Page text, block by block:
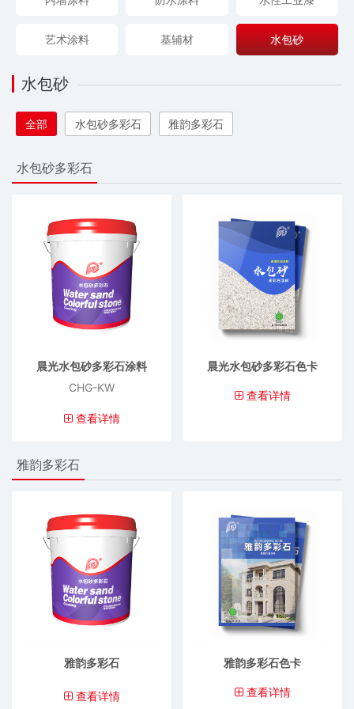
艺术涂料 基辅材 水包砂
水包砂
全部 水包砂多彩石 雅韵多彩石
水包砂多彩石
晨光水包砂多彩石涂料
CHG-KW
查看详情
晨光水包砂多彩石色卡
查看详情
雅韵多彩石
雅韵多彩石
查看详情
雅韵多彩石色卡
查看详情